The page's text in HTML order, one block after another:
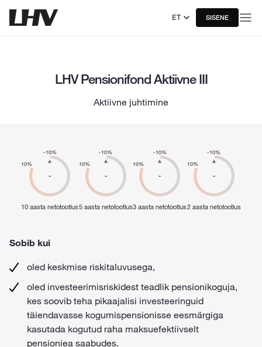
ET SISENE
LHV Pensionifond Aktiivne III
Aktiivne juhtimine
-
-10%
10%
10 aasta netotootlus
-
-10%
10%
5 aasta netotootlus
-
-10%
10%
3 aasta netotootlus
-
-10%
10%
2 aasta netotootlus
Sobib kui
oled keskmise riskitaluvusega,
oled investeerimisriskidest teadlik pensionikoguja,
kes soovib teha pikaajalisi investeeringuid
täiendavasse kogumispensionisse eesmärgiga
kasutada kogutud raha maksuefektiivselt
pensioniea saabudes.